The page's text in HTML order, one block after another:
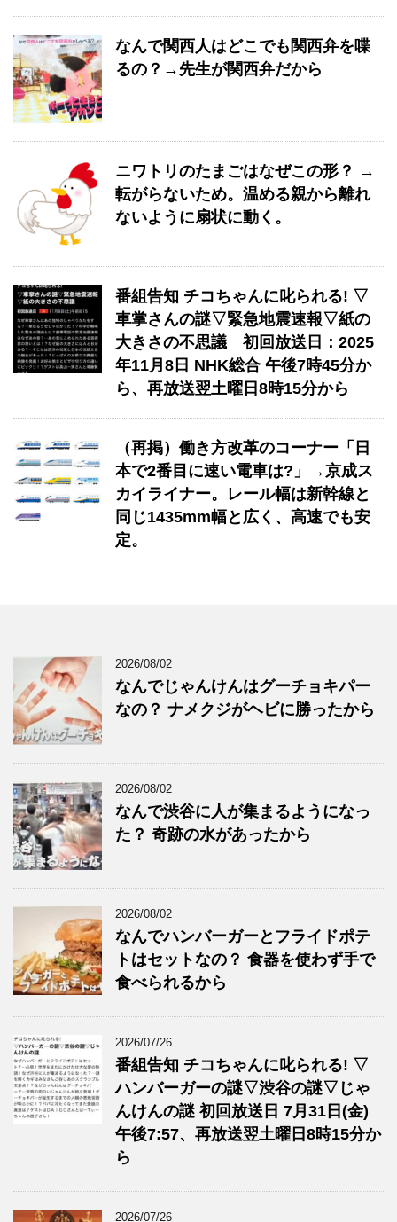
なんで関西人はどこでも関西弁を喋
るの？→先生が関西弁だから
ニワトリのたまごはなぜこの形？ →
転がらないため。温める親から離れ
ないように扇状に動く。
番組告知 チコちゃんに叱られる! ▽
車掌さんの謎▽緊急地震速報▽紙の
大きさの不思議 初回放送日：2025
年11月8日 NHK総合 午後7時45分か
ら、再放送翌土曜日8時15分から
（再掲）働き方改革のコーナー「日
本で2番目に速い電車は?」→京成ス
カイライナー。レール幅は新幹線と
同じ1435mm幅と広く、高速でも安
定。
2026/08/02
なんでじゃんけんはグーチョキパー
なの？ ナメクジがヘビに勝ったから
2026/08/02
なんで渋谷に人が集まるようになっ
た？ 奇跡の水があったから
2026/08/02
なんでハンバーガーとフライドポテ
トはセットなの？ 食器を使わず手で
食べられるから
2026/07/26
番組告知 チコちゃんに叱られる! ▽
ハンバーガーの謎▽渋谷の謎▽じゃ
んけんの謎 初回放送日 7月31日(金)
午後7:57、再放送翌土曜日8時15分か
ら
2026/07/26